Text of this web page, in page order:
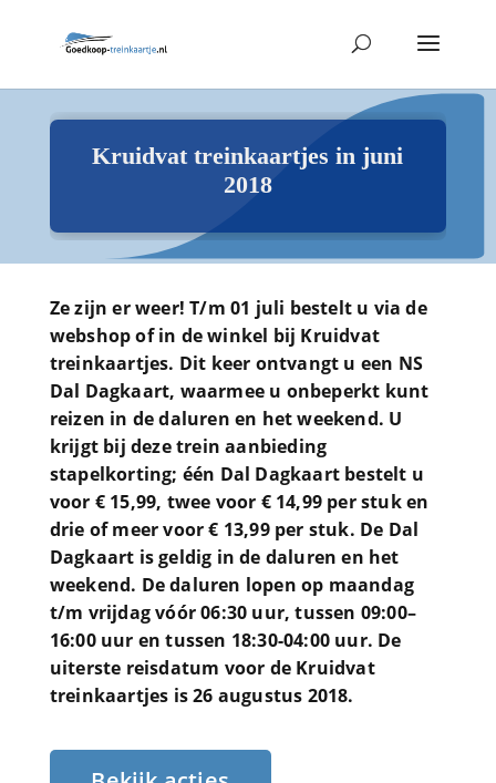
Kruidvat treinkaartjes in juni
2018
Ze zijn er weer! T/m 01 juli bestelt u via de
webshop of in de winkel bij Kruidvat
treinkaartjes. Dit keer ontvangt u een NS
Dal Dagkaart, waarmee u onbeperkt kunt
reizen in de daluren en het weekend. U
krijgt bij deze trein aanbieding
stapelkorting; één Dal Dagkaart bestelt u
voor € 15,99, twee voor € 14,99 per stuk en
drie of meer voor € 13,99 per stuk. De Dal
Dagkaart is geldig in de daluren en het
weekend. De daluren lopen op maandag
t/m vrijdag vóór 06:30 uur, tussen 09:00–
16:00 uur en tussen 18:30-04:00 uur. De
uiterste reisdatum voor de Kruidvat
treinkaartjes is 26 augustus 2018.